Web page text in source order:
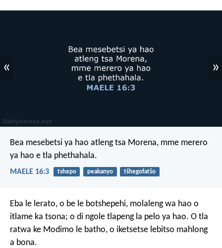
« »
Bea mesebetsi ya hao atleng tsa Morena, mme merero
ya hao e tla phethahala.
MAELE 16:3 tshepo peakanyo tšhegofatšo
Eba le lerato, o be le botshepehi, molaleng wa hao o
itlame ka tsona; o di ngole tlapeng la pelo ya hao. O tla
ratwa ke Modimo le batho, o iketsetse lebitso mahlong
a bona.